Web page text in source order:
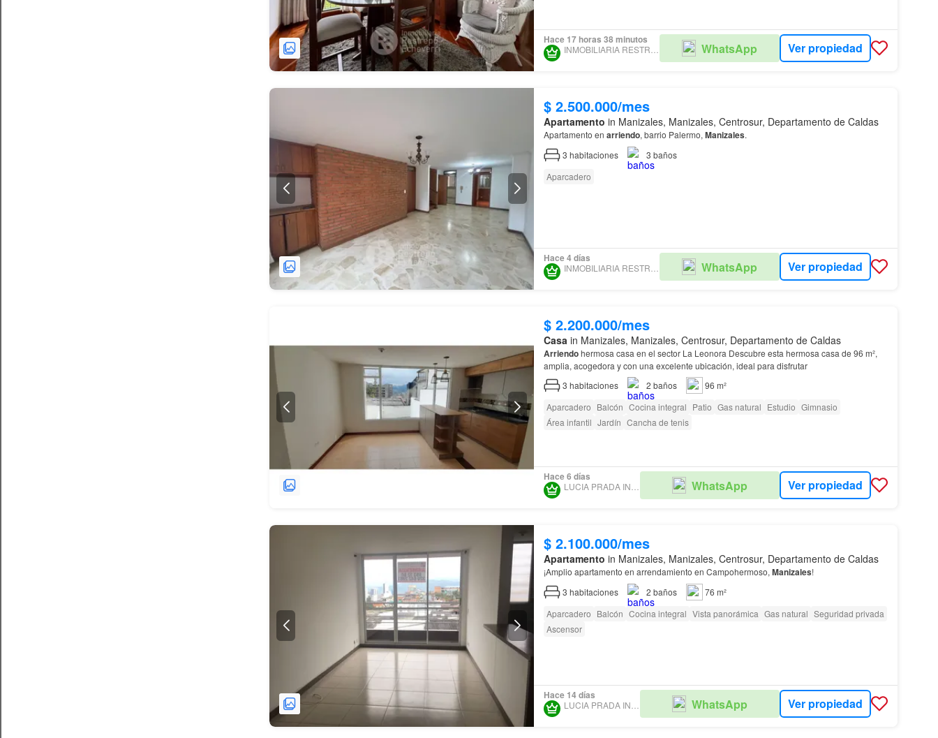
Hace 17 horas 38 minutos
WhatsApp Ver propiedad
$ 2.500.000/mes
Apartamento in Manizales, Manizales, Centrosur, Departamento de Caldas
Apartamento en arriendo, barrio Palermo, Manizales.
3 habitaciones 3 baños
Aparcadero
Hace 4 días
WhatsApp Ver propiedad
$ 2.200.000/mes
Casa in Manizales, Manizales, Centrosur, Departamento de Caldas
Arriendohermosa casa en el sector La Leonora Descubre esta hermosa casa de 96 m²,
amplia, acogedora y con una excelente ubicación, ideal para disfrutar
3 habitaciones 2 baños
96 m²
Aparcadero Balcón Cocina integral Patio Gas natural Estudio Gimnasio
Área infantil Jardín Cancha de tenis
Hace 6 días
WhatsApp Ver propiedad
$ 2.100.000/mes
Apartamento in Manizales, Manizales, Centrosur, Departamento de Caldas
¡Amplio apartamento en arrendamiento en Campohermoso, Manizales!
3 habitaciones 2 baños
76 m²
Aparcadero Balcón Cocina integral Vista panorámica Gas natural Seguridad privada
Ascensor
Hace 14 días
WhatsApp Ver propiedad